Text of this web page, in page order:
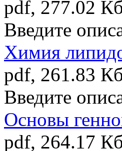
pdf, 277.02
Введите
Химия
pdf, 261.83
Введите
Основы
pdf, 264.17